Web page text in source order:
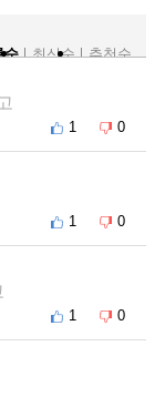
순
최신순 추천순
1 0
1 0
1 0